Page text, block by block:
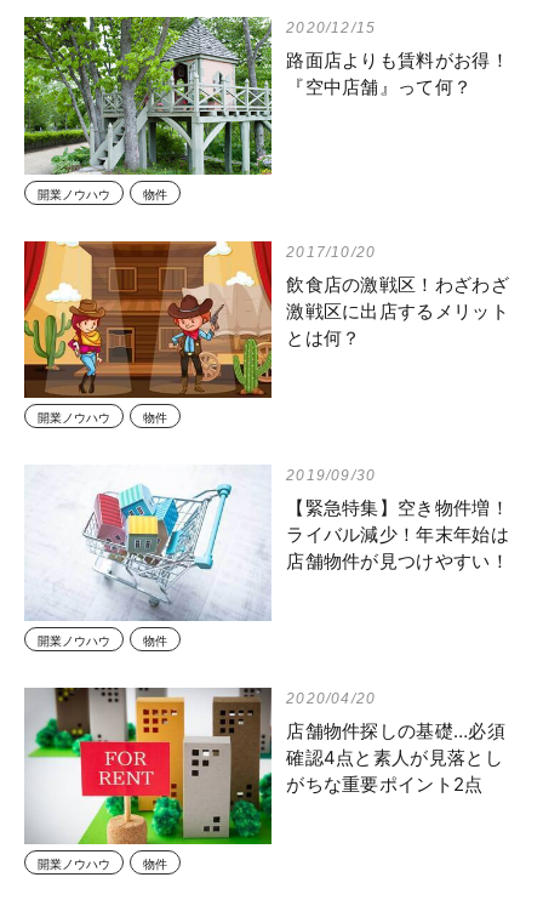
2020/12/15
路面店よりも賃料がお得！
『空中店舗』って何？
開業ノウハウ 物件
2017/10/20
飲食店の激戦区！わざわざ
激戦区に出店するメリット
とは何？
開業ノウハウ 物件
2019/09/30
【緊急特集】空き物件増！
ライバル減少！年末年始は
店舗物件が見つけやすい！
開業ノウハウ 物件
2020/04/20
店舗物件探しの基礎…必須
確認4点と素人が見落とし
がちな重要ポイント2点
開業ノウハウ 物件